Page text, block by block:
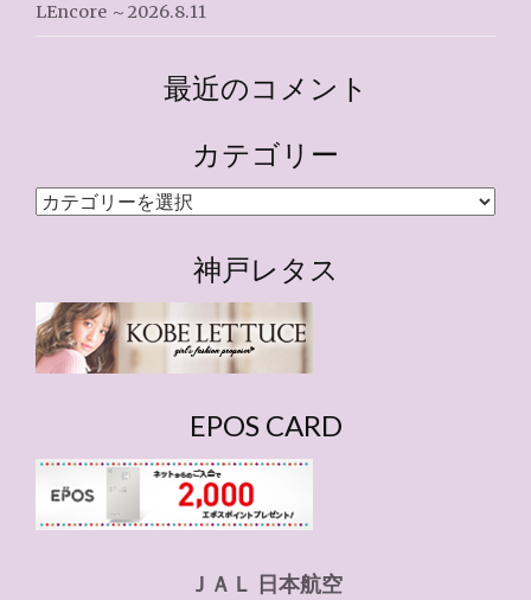
LEncore ～2026.8.11
最近のコメント
カテゴリー
カ
ー
神戸レタス
EPOS CARD
ＪＡＬ 日本航空